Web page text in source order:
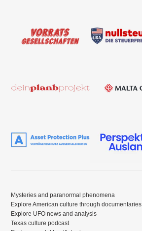
Mysteries and paranormal phenomena
Explore American culture through documentaries
Explore UFO news and analysis
Texas culture podcast